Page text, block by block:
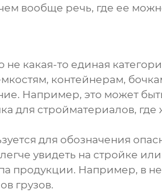
вообще речь, где ее
не какая-то единая
контейнерам,
Например, это может
для стройматериалов, где
для обозначения
увидеть на стройке или
продукции. Например, в
грузов.